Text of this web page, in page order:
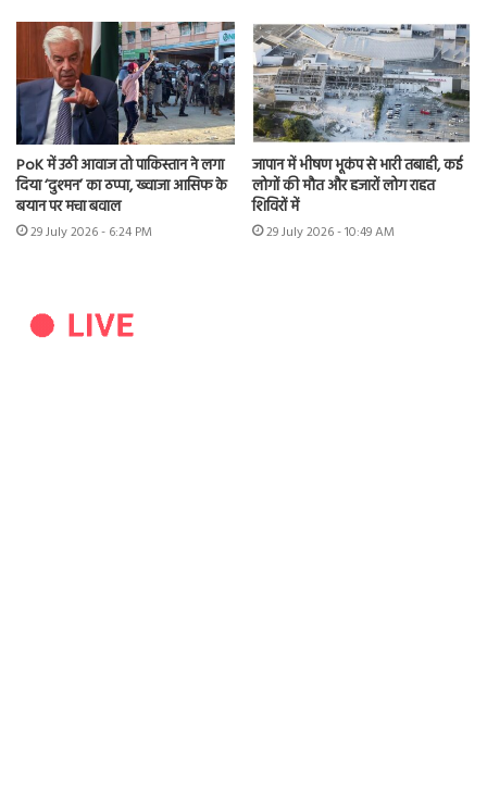
PoK में उठी आवाज तो पाकिस्तान ने लगा
दिया ‘दुश्मन’ का ठप्पा, ख्वाजा आसिफ के
बयान पर मचा बवाल
29 July 2026 - 6:24 PM
जापान में भीषण भूकंप से भारी तबाही, कई
लोगों की मौत और हजारों लोग राहत
शिविरों में
29 July 2026 - 10:49 AM